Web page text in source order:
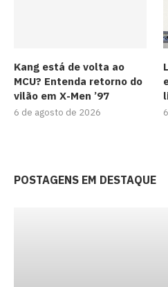
Kang está de volta ao
MCU? Entenda retorno do
vilão em X-Men ’97
6 de agosto de 2026
POSTAGENS EM DESTAQUE